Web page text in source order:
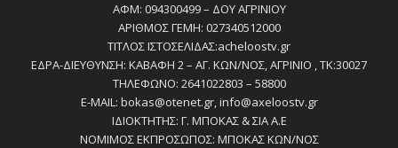
ΑΦΜ: 094300499 – ΔΟΥ ΑΓΡΙΝΙΟΥ
ΑΡΙΘΜΟΣ ΓΕΜΗ: 027340512000
ΤΙΤΛΟΣ ΙΣΤΟΣΕΛΙΔΑΣ:acheloostv.gr
ΕΔΡΑ-ΔΙΕΥΘΥΝΣΗ: ΚΑΒΑΦΗ 2 – ΑΓ. ΚΩΝ/ΝΟΣ, ΑΓΡΙΝΙΟ , ΤΚ:30027
ΤΗΛΕΦΩΝΟ: 2641022803 – 58800
E-MAIL: bokas@otenet.gr, info@axeloostv.gr
ΙΔΙΟΚΤΗΤΗΣ: Γ. ΜΠΟΚΑΣ & ΣΙΑ Α.Ε
ΝΟΜΙΜΟΣ ΕΚΠΡΟΣΩΠΟΣ: ΜΠΟΚΑΣ ΚΩΝ/ΝΟΣ